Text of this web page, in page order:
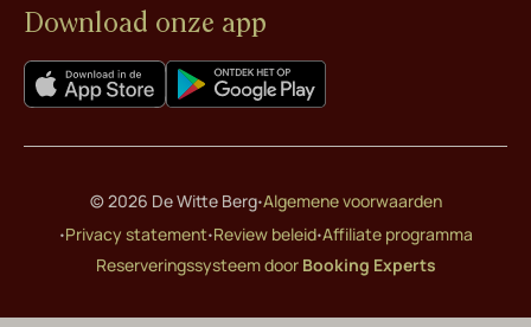
Download onze app
© 2026 De Witte Berg·Algemene voorwaarden
·Privacy statement·Review beleid·Affiliate programma
Reserveringssysteem door Booking Experts